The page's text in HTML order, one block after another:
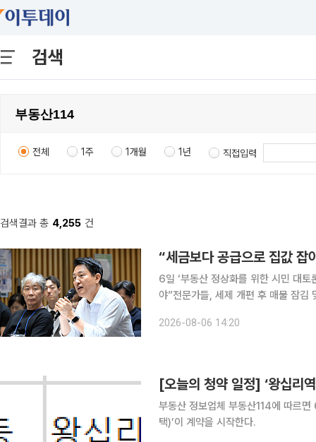
검색
전체 1주 1개월 1년 직접입력
검색결과 총 4,255 건
“세금보다 공급으로 집값 잡
6일 ‘부동산 정상화를 위한 시민 대
야”전문가들, 세제 개편 후 매물 잠김 및 전·월세난 우려 정부가
해 마련한 첫 공개 토론회에서 세제
2026-08-06 14:20
[오늘의 청약 일정] ‘왕십리
부동산 정보업체 부동산114에 따르
택)’이 계약을 시작한다.